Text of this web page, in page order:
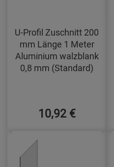
U-Profil Zuschnitt 200
mm Länge 1 Meter
Aluminium walzblank
0,8 mm (Standard)
10,92 €